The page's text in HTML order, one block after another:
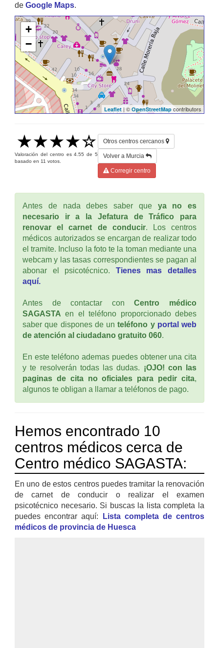
de Google Maps.
+
−
Leaflet | © OpenStreetMap contributors
Valoración del centro es4.55 de5
basado en 11 votos.
Otros centros cercanos
Volver a Murcia
Corregir centro
Antes de nada debes saber que ya no es
necesario ir a la Jefatura de Tráfico para
renovar el carnet de conducir. Los centros
médicos autorizados se encargan de realizar todo
el tramite. Incluso la foto te la toman mediante una
webcam y las tasas correspondientes se pagan al
abonar el psicotécnico. Tienes mas detalles
aquí.
Antes de contactar conCentro médico
SAGASTA en el teléfono proporcionado debes
saber que dispones de unteléfono y portal web
de atención al ciudadano gratuito 060.
En este teléfono ademas puedes obtener una cita
y te resolverán todas las dudas. ¡OJO! con las
paginas de cita no oficiales para pedir cita,
algunos te obligan a llamar a teléfonos de pago.
Hemos encontrado 10
centros médicos cerca de
Centro médico SAGASTA:
En uno de estos centros puedes tramitar la renovación
de carnet de conducir o realizar el examen
psicotécnico necesario. Si buscas la lista completa la
puedes encontrar aquí:
Lista completa de centros
médicos de provincia de Huesca